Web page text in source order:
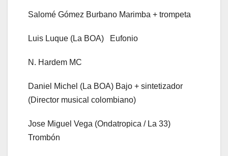
Salomé Gómez Burbano Marimba + trompeta
Luis Luque (La BOA) Eufonio
N. Hardem MC
Daniel Michel (La BOA) Bajo + sintetizador
(Director musical colombiano)
Jose Miguel Vega (Ondatropica / La 33)
Trombón